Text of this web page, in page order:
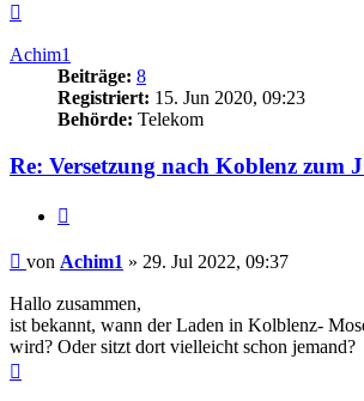
Achim1
Beiträge: 8
Registriert: 15. Jun 2020, 09:23
Behörde: Telekom
Re: Versetzung nach Koblenz zum
Beitrag
von Achim1 » 29. Jul 2022, 09:37
Hallo zusammen,
ist bekannt, wann der Laden in Kolblenz-
wird? Oder sitzt dort vielleicht schon jemand?